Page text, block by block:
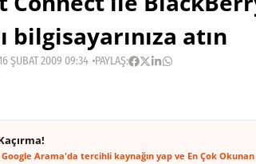
bilgisayarınıza atın
ŞUBAT 2009 09:34 PAYLAŞ:
Arama'da tercihli kaynağın yap ve En Çok Okunan